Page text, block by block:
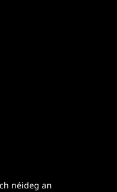
néideg an